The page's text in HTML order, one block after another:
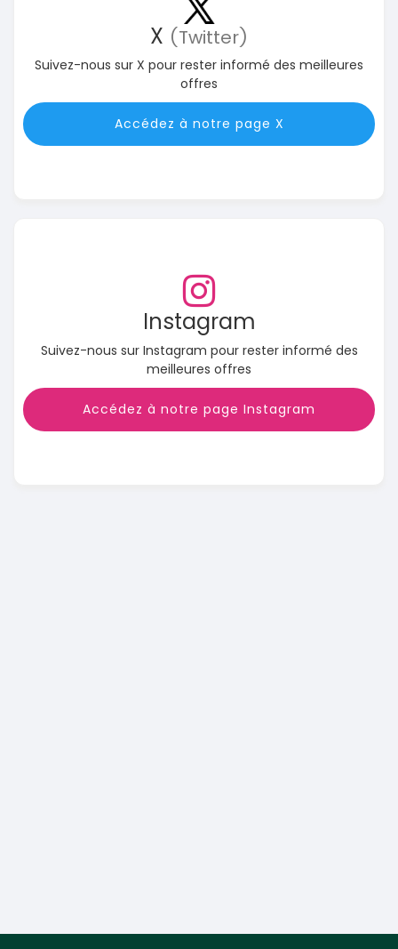
X (Twitter)
Suivez-nous sur X pour rester informé des meilleures
offres
Accédez à notre page X
Instagram
Suivez-nous sur Instagram pour rester informé des
meilleures offres
Accédez à notre page Instagram